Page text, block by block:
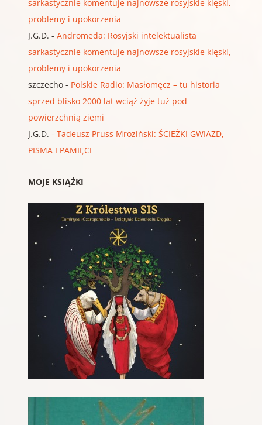
sarkastycznie komentuje najnowsze rosyjskie klęski,
problemy i upokorzenia
J.G.D. - Andromeda: Rosyjski intelektualista
sarkastycznie komentuje najnowsze rosyjskie klęski,
problemy i upokorzenia
szczecho- Polskie Radio: Masłomęcz – tu historia
sprzed blisko 2000 lat wciąż żyje tuż pod
powierzchnią ziemi
J.G.D. - Tadeusz Pruss Mroziński: ŚCIEŻKI GWIAZD,
PISMA I PAMIĘCI
MOJE KSIĄŻKI